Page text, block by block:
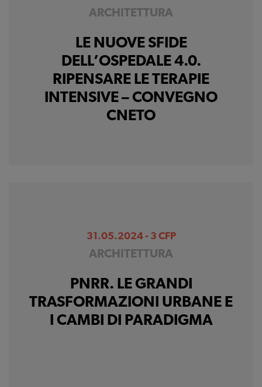
ARCHITETTURA
LE NUOVE SFIDE
DELL’OSPEDALE 4.0.
RIPENSARE LE TERAPIE
INTENSIVE – CONVEGNO
CNETO
31.05.2024 - 3 CFP
ARCHITETTURA
PNRR. LE GRANDI
TRASFORMAZIONI URBANE E
I CAMBI DI PARADIGMA